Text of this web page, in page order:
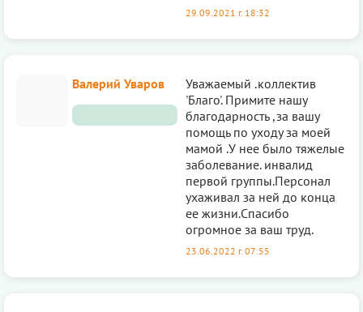
29.09.2021 г. 18:32
Валерий Уваров
Уважаемый .коллектив
'Благо'. Примите нашу
благодарность ,за вашу
помощь по уходу за моей
мамой .У нее было тяжелые
заболевание. инвалид
первой группы.Персонал
ухаживал за ней до конца
ее жизни.Спасибо
огромное за ваш труд.
23.06.2022 г. 07:55